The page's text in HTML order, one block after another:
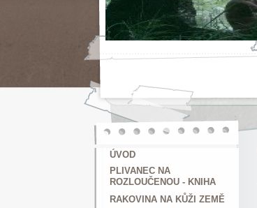
ÚVOD
PLIVANEC NA
ROZLOUČENOU - KNIHA
RAKOVINA NA KŮŽI ZEMĚ